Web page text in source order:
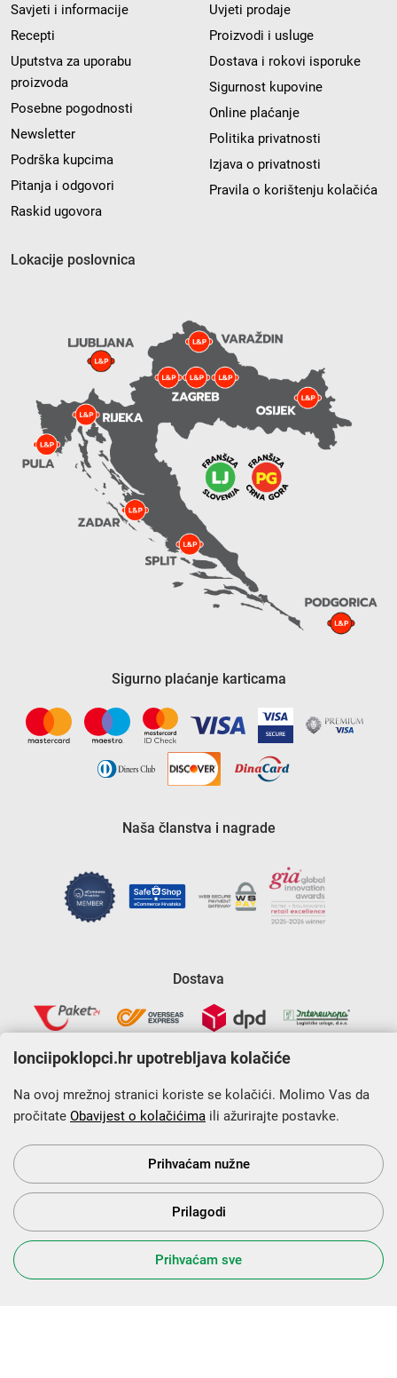
Savjeti i informacije
Recepti
Uputstva za uporabu
proizvoda
Posebne pogodnosti
Newsletter
Podrška kupcima
Pitanja i odgovori
Raskid ugovora
Uvjeti prodaje
Proizvodi i usluge
Dostava i rokovi isporuke
Sigurnost kupovine
Online plaćanje
Politika privatnosti
Izjava o privatnosti
Pravila o korištenju kolačića
Lokacije poslovnica
Sigurno plaćanje karticama
Naša članstva i nagrade
Dostava
Krajnji primatelj financijskog instrumenta sufinanciranog iz
Europskog fonda za regionalni razvoj u sklopu Operativnog
programa „Konkurentnost i kohezija”.
s Vama od 2014. godine!
lonciipoklopci.hr upotrebljava kolačiće
Na ovoj mrežnoj stranici koriste se kolačići. Molimo Vas da
pročitate Obavijest o kolačićima ili ažurirajte postavke.
Prihvaćam nužne
Prilagodi
Prihvaćam sve